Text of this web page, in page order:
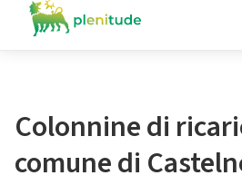
Colonnine di
comune di